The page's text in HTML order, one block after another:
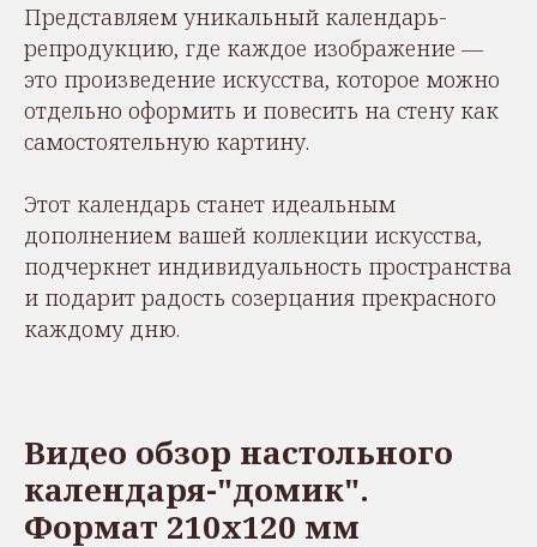
Представляем уникальный календарь-
репродукцию, где каждое изображение —
это произведение искусства, которое можно
отдельно оформить и повесить на стену как
самостоятельную картину.
Этот календарь станет идеальным
дополнением вашей коллекции искусства,
подчеркнет индивидуальность пространства
и подарит радость созерцания прекрасного
каждому дню.
Видео обзор настольного
календаря-"домик".
Формат 210х120 мм